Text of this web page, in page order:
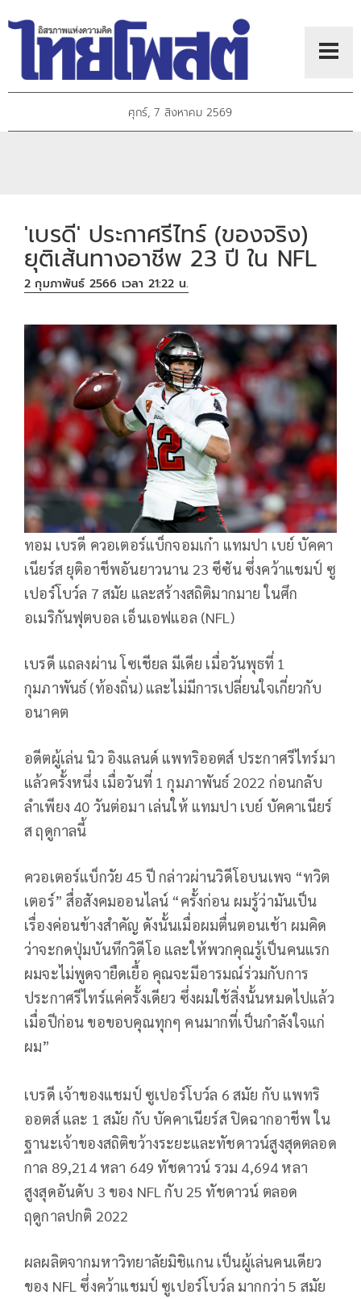
ศุกร์, 7 สิงหาคม 2569
'เบรดี' ประกาศรีไทร์ (ของจริง)
ยุติเส้นทางอาชีพ 23 ปี ใน NFL
2 กุมภาพันธ์ 2566 เวลา 21:22 น.
ทอม เบรดี ควอเตอร์แบ็กจอมเก๋า แทมปา เบย์ บัคคา
เนียร์ส ยุติอาชีพอันยาวนาน 23 ซีซัน ซึ่งคว้าแชมป์ ซู
เปอร์โบว์ล 7 สมัย และสร้างสถิติมากมาย ในศึก
อเมริกันฟุตบอล เอ็นเอฟแอล (NFL)
เบรดี แถลงผ่าน โซเชียล มีเดีย เมื่อวันพุธที่ 1
กุมภาพันธ์ (ท้องถิ่น) และไม่มีการเปลี่ยนใจเกี่ยวกับ
อนาคต
อดีตผู้เล่น นิว อิงแลนด์ แพทริออตส์ ประกาศรีไทร์มา
แล้วครั้งหนึ่ง เมื่อวันที่ 1 กุมภาพันธ์ 2022 ก่อนกลับ
ลำเพียง 40 วันต่อมา เล่นให้ แทมปา เบย์ บัคคาเนียร์
ส ฤดูกาลนี้
ควอเตอร์แบ็กวัย 45 ปี กล่าวผ่านวิดีโอบนเพจ “ทวิต
เตอร์” สื่อสังคมออนไลน์ “ครั้งก่อน ผมรู้ว่ามันเป็น
เรื่องค่อนข้างสำคัญ ดังนั้นเมื่อผมตื่นตอนเช้า ผมคิด
ว่าจะกดปุ่มบันทึกวิดีโอ และให้พวกคุณรู้เป็นคนแรก
ผมจะไม่พูดจายืดเยื้อ คุณจะมีอารมณ์ร่วมกับการ
ประกาศรีไทร์แค่ครั้งเดียว ซึ่งผมใช้สิ่งนั้นหมดไปแล้ว
เมื่อปีก่อน ขอขอบคุณทุกๆ คนมากที่เป็นกำลังใจแก่
ผม”
เบรดี เจ้าของแชมป์ ซูเปอร์โบว์ล 6 สมัย กับ แพทริ
ออตส์ และ 1 สมัย กับ บัคคาเนียร์ส ปิดฉากอาชีพ ใน
ฐานะเจ้าของสถิติขว้างระยะและทัชดาวน์สูงสุดตลอด
กาล 89,214 หลา 649 ทัชดาวน์ รวม 4,694 หลา
สูงสุดอันดับ 3 ของ NFL กับ 25 ทัชดาวน์ ตลอด
ฤดูกาลปกติ 2022
ผลผลิตจากมหาวิทยาลัยมิชิแกน เป็นผู้เล่นคนเดียว
ของ NFL ซึ่งคว้าแชมป์ ซูเปอร์โบว์ล มากกว่า 5 สมัย